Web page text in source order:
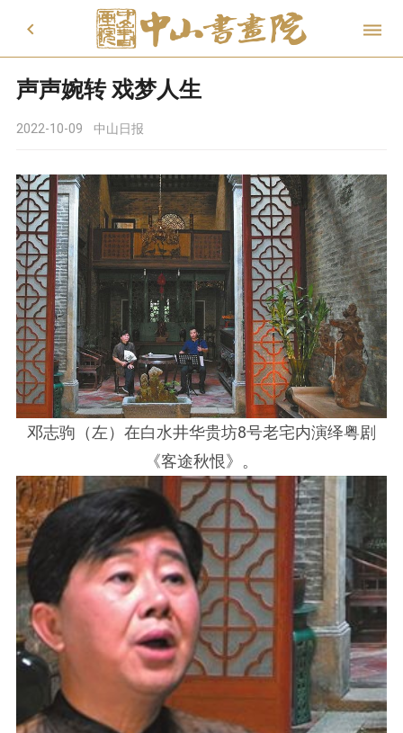
 
声声婉转 戏梦人生
2022-10-09 中山日报
邓志驹（左）在白水井华贵坊8号老宅内演绎粤剧
《客途秋恨》。